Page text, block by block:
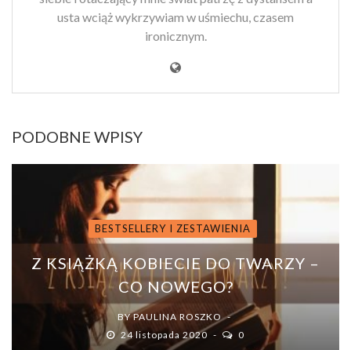
usta wciąż wykrzywiam w uśmiechu, czasem
ironicznym.
PODOBNE WPISY
BESTSELLERY I ZESTAWIENIA
Z KSIĄŻKĄ KOBIECIE DO TWARZY –
CO NOWEGO?
BYPAULINA ROSZKO
24 listopada 2020
0